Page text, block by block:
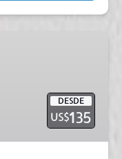
DESDE
US$135